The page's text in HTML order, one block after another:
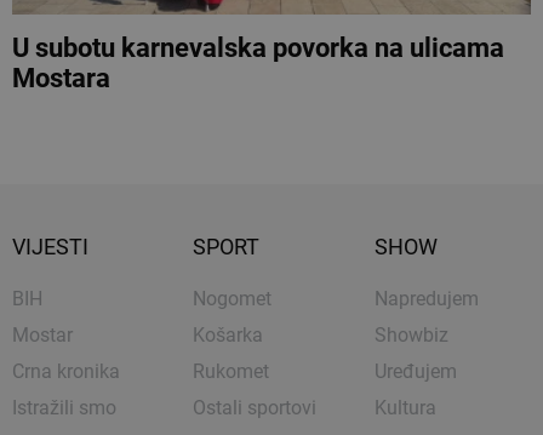
U subotu karnevalska povorka na ulicama
Mostara
VIJESTI
BIH
Mostar
Crna kronika
Istražili smo
SPORT
Nogomet
Košarka
Rukomet
Ostali sportovi
SHOW
Napredujem
Showbiz
Uređujem
Kultura